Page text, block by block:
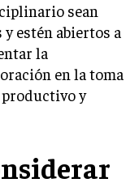
sean
estén abiertos a
la
en la toma
y